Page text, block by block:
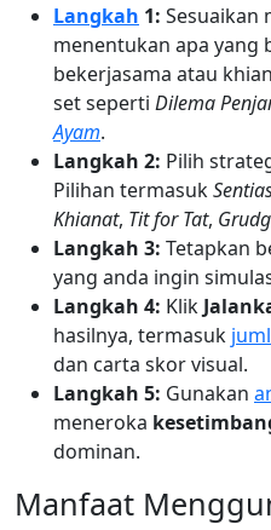
Langkah 1: Sesuaikan
menentukan apa yang
bekerjasama atau
set seperti Dilema
Ayam.
Langkah 2: Pilih
Pilihan termasuk
Khianat, Tit for Tat,
Langkah 3: Tetapkan
yang anda ingin
Langkah 4: Klik
hasilnya, termasuk
dan carta skor visual.
Langkah 5: Gunakan
meneroka
dominan.
Manfaat